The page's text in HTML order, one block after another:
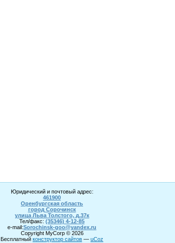
Юридический и почтовый адрес:
461900
Оренбургская область
город Сорочинск
улица Льва Толстого, д.37к
Тел/факс: (35346) 4-12-85
e-mail:Sorochinsk-goo@yandex.ru
Copyright MyCorp © 2026
Бесплатный конструктор сайтов — uCoz